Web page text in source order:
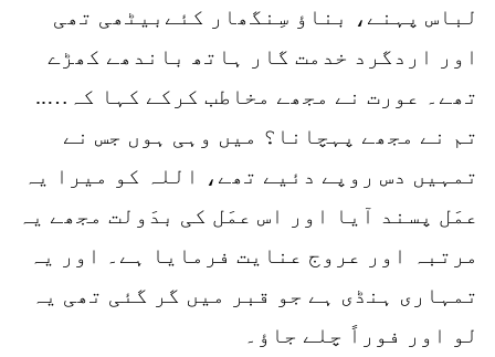
لباس پہنے، بناؤ سِنگھار کئےبیٹھی تھی
اور اردگرد خدمت گار ہاتھ باندھے کھڑے
تھے۔ عورت نے مجھے مخاطب کرکے کہا کہ…..
تم نے مجھے پہچانا؟ میں وہی ہوں جس نے
تمہیں دس روپے دئیے تھے، اللہ کو میرا یہ
عمَل پسند آیا اور اس عمَل کی بدَولت مجھے یہ
مرتبہ اور عروج عنایت فرمایا ہے۔ اور یہ
تمہاری ہنڈی ہے جو قبر میں گر گئی تھی یہ
لو اور فوراً چلے جاؤ۔